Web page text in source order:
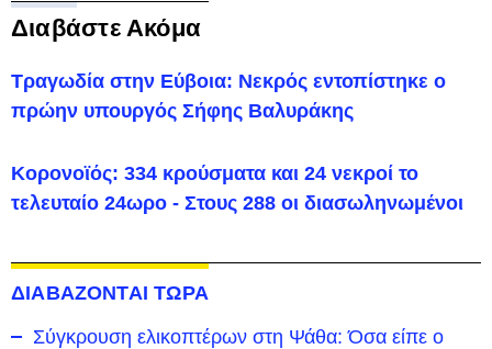
Διαβάστε Ακόμα
Τραγωδία στην Εύβοια: Νεκρός εντοπίστηκε ο
πρώην υπουργός Σήφης Βαλυράκης
Κορονοϊός: 334 κρούσματα και 24 νεκροί το
τελευταίο 24ωρο - Στους 288 οι διασωληνωμένοι
ΔΙΑΒΑΖΟΝΤΑΙ ΤΩΡΑ
Σύγκρουση ελικοπτέρων στη Ψάθα: Όσα είπε ο